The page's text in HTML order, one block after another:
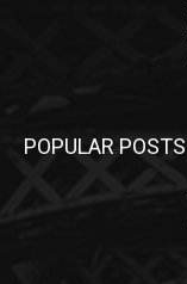
POPULAR POSTS